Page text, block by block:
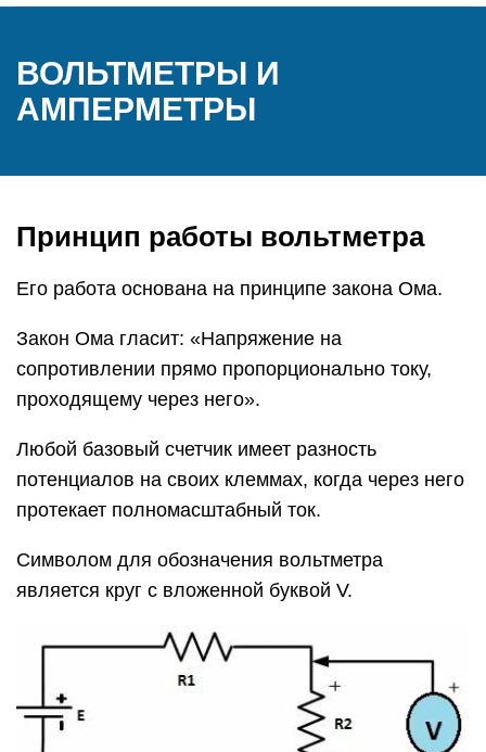
ВОЛЬТМЕТРЫ И
АМПЕРМЕТРЫ
Принцип работы вольтметра
Его работа основана на принципе закона Ома.
Закон Ома гласит: «Напряжение на
сопротивлении прямо пропорционально току,
проходящему через него».
Любой базовый счетчик имеет разность
потенциалов на своих клеммах, когда через него
протекает полномасштабный ток.
Символом для обозначения вольтметра
является круг с вложенной буквой V.